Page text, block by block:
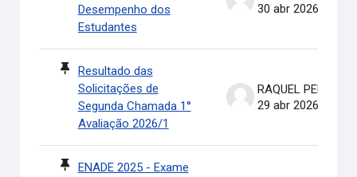
Desempenho dos
Estudantes
30 abr 2026
Resultado das
Solicitações de
Segunda Chamada 1°
Avaliação 2026/1
29 abr 2026
ENADE 2025 - Exame